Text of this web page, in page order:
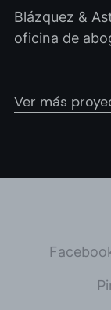
Blázquez &
oficina de
Ver más